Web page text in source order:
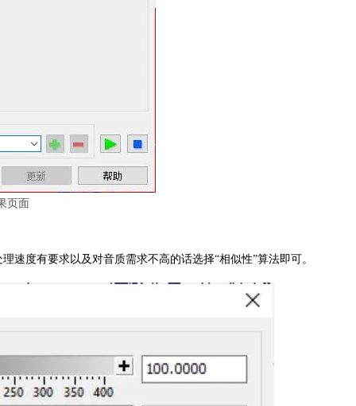
页面
速度有要求以及对音质需求不高的话选择“相似性”算法即可。